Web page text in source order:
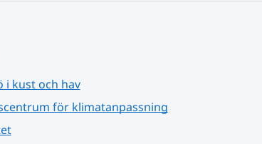
i kust och hav
för klimatanpassning